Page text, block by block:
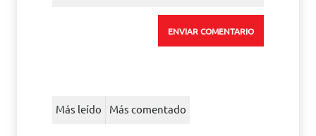
Más leído Más comentado